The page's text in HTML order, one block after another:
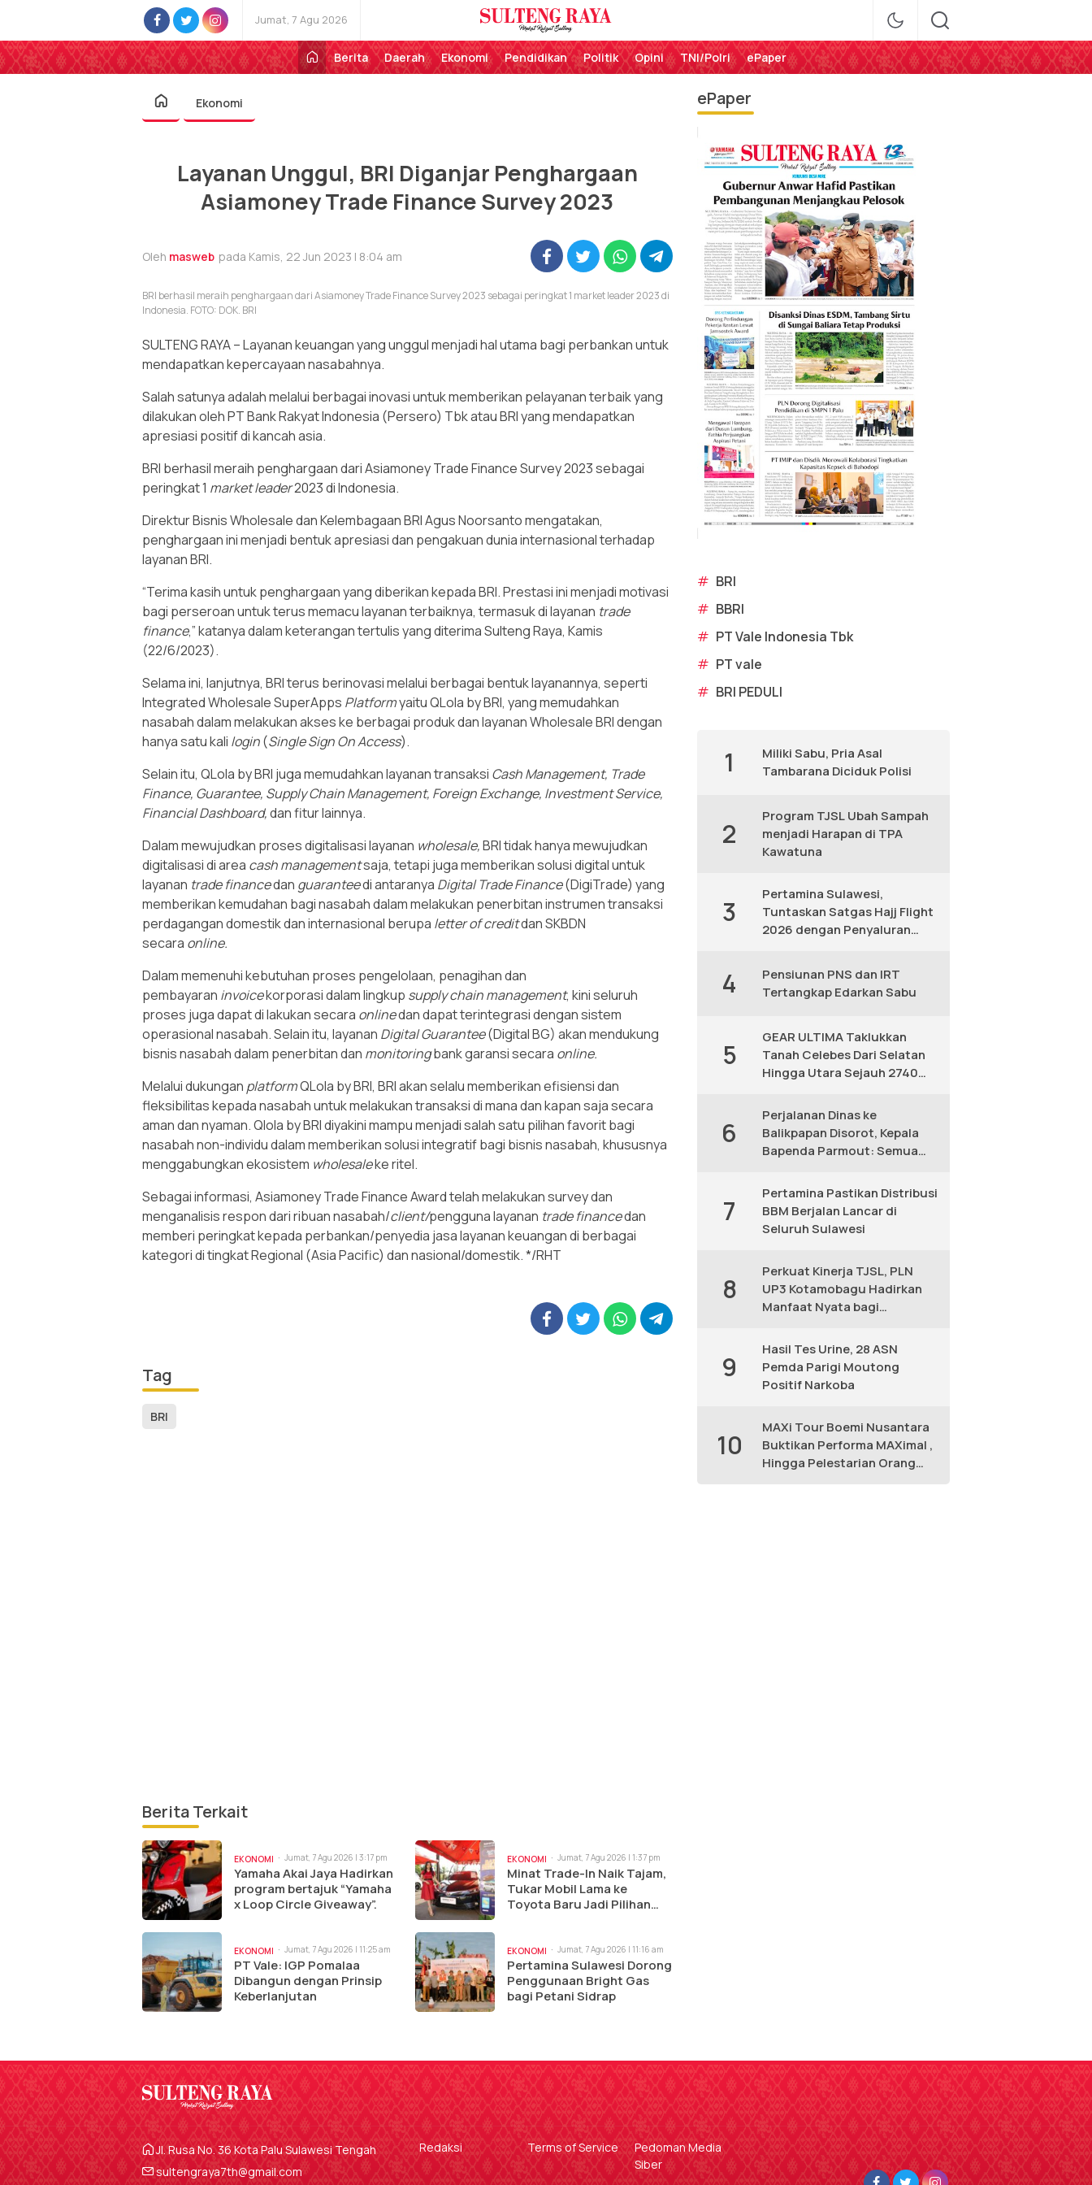
Jumat, 7 Agu 2026
Sulteng Raya
Perekat Rakyat Sulteng
Berita
Daerah Ekonomi Pendidikan Politik Opini TNI/Polri ePaper
Ekonomi
Layanan Unggul, BRI Diganjar Penghargaan
Asiamoney Trade Finance Survey 2023
Oleh masweb pada Kamis, 22 Jun 2023 | 8:04 am
BRI berhasil meraih penghargaan dari Asiamoney Trade Finance Survey 2023 sebagai peringkat 1 market leader 2023 di
Indonesia. FOTO: DOK. BRI
SULTENG RAYA – Layanan keuangan yang unggul menjadi hal utama bagi perbankan untuk
mendapatkan kepercayaan nasabahnya.
Salah satunya adalah melalui berbagai inovasi untuk memberikan pelayanan terbaik yang
dilakukan oleh PT Bank Rakyat Indonesia (Persero) Tbk atau BRI yang mendapatkan
apresiasi positif di kancah asia.
BRI berhasil meraih penghargaan dari Asiamoney Trade Finance Survey 2023 sebagai
peringkat 1 market leader2023 di Indonesia.
Direktur Bisnis Wholesale dan Kelembagaan BRI Agus Noorsanto mengatakan,
penghargaan ini menjadi bentuk apresiasi dan pengakuan dunia internasional terhadap
layanan BRI.
“Terima kasih untuk penghargaan yang diberikan kepada BRI. Prestasi ini menjadi motivasi
bagi perseroan untuk terus memacu layanan terbaiknya, termasuk di layanan trade
finance,” katanya dalam keterangan tertulis yang diterima Sulteng Raya, Kamis
(22/6/2023).
Selama ini, lanjutnya, BRI terus berinovasi melalui berbagai bentuk layanannya, seperti
Integrated Wholesale SuperApps Platformyaitu QLola by BRI, yang memudahkan
nasabah dalam melakukan akses ke berbagai produk dan layanan Wholesale BRI dengan
hanya satu kali login(Single Sign On Access).
Selain itu, QLola by BRI juga memudahkan layanan transaksi Cash Management, Trade
Finance, Guarantee, Supply Chain Management, Foreign Exchange, Investment Service,
Financial Dashboard,dan fitur lainnya.
Dalam mewujudkan proses digitalisasi layanan wholesale,BRI tidak hanya mewujudkan
digitalisasi di area cash managementsaja, tetapi juga memberikan solusi digital untuk
layanan trade financedan guaranteedi antaranya Digital Trade Finance(DigiTrade) yang
memberikan kemudahan bagi nasabah dalam melakukan penerbitan instrumen transaksi
perdagangan domestik dan internasional berupa letter of creditdan SKBDN
secara online.
Dalam memenuhi kebutuhan proses pengelolaan, penagihan dan
pembayaran invoicekorporasi dalam lingkup supply chain management, kini seluruh
proses juga dapat di lakukan secara onlinedan dapat terintegrasi dengan sistem
operasional nasabah. Selain itu, layanan Digital Guarantee(Digital BG) akan mendukung
bisnis nasabah dalam penerbitan dan monitoringbank garansi secara online.
Melalui dukungan platformQLola by BRI, BRI akan selalu memberikan efisiensi dan
fleksibilitas kepada nasabah untuk melakukan transaksi di mana dan kapan saja secara
aman dan nyaman. Qlola by BRI diyakini mampu menjadi salah satu pilihan favorit bagi
nasabah non-individu dalam memberikan solusi integratif bagi bisnis nasabah, khususnya
menggabungkan ekosistem wholesaleke ritel.
Sebagai informasi, Asiamoney Trade Finance Award telah melakukan survey dan
menganalisis respon dari ribuan nasabah/client/pengguna layanan trade financedan
memberi peringkat kepada perbankan/penyedia jasa layanan keuangan di berbagai
kategori di tingkat Regional (Asia Pacific) dan nasional/domestik. */RHT
Tag
BRI
Berita Terkait
EKONOMI Jumat, 7 Agu 2026 | 3:17 pm
Yamaha Akai Jaya Hadirkan
program bertajuk “Yamaha
x Loop Circle Giveaway”.
EKONOMI Jumat, 7 Agu 2026 | 1:37 pm
Minat Trade-In Naik Tajam,
Tukar Mobil Lama ke
Toyota Baru Jadi Pilihan
EKONOMI Jumat, 7 Agu 2026 | 11:25 am
PT Vale: IGP Pomalaa
Dibangun dengan Prinsip
Keberlanjutan
EKONOMI Jumat, 7 Agu 2026 | 11:16 am
Pertamina Sulawesi Dorong
Penggunaan Bright Gas
bagi Petani Sidrap
ePaper
# BRI
# BBRI
# PT Vale Indonesia Tbk
# PT vale
# BRI PEDULI
1
Miliki Sabu, Pria Asal
Tambarana Diciduk Polisi
2
Program TJSL Ubah Sampah
menjadi Harapan di TPA
Kawatuna
3
Pertamina Sulawesi,
Tuntaskan Satgas Hajj Flight
2026 dengan Penyaluran
4
Pensiunan PNS dan IRT
Tertangkap Edarkan Sabu
5
GEAR ULTIMA Taklukkan
Tanah Celebes Dari Selatan
Hingga Utara Sejauh 2740
6
Perjalanan Dinas ke
Balikpapan Disorot, Kepala
Bapenda Parmout: Semua
7
Pertamina Pastikan Distribusi
BBM Berjalan Lancar di
Seluruh Sulawesi
8
Perkuat Kinerja TJSL, PLN
UP3 Kotamobagu Hadirkan
Manfaat Nyata bagi
9
Hasil Tes Urine, 28 ASN
Pemda Parigi Moutong
Positif Narkoba
10
MAXi Tour Boemi Nusantara
Buktikan Performa MAXimal ,
Hingga Pelestarian Orang
Jl. Rusa No. 36 Kota Palu Sulawesi Tengah
sultengraya7th@gmail.com
Redaksi Terms of Service
Pedoman Media
Siber